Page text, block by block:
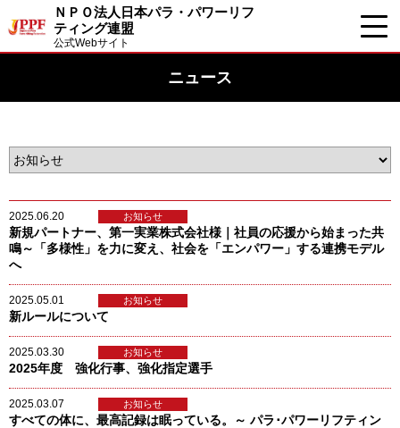
ＮＰＯ法人日本パラ・パワーリフ
ティング連盟
公式Webサイト
ニュース
2025.06.20 お知らせ
新規パートナー、第一実業株式会社様｜社員の応援から始まった共
鳴～「多様性」を力に変え、社会を「エンパワー」する連携モデル
へ
2025.05.01 お知らせ
新ルールについて
2025.03.30 お知らせ
2025年度 強化行事、強化指定選手
2025.03.07 お知らせ
すべての体に、最高記録は眠っている。～ パラ･パワーリフティン